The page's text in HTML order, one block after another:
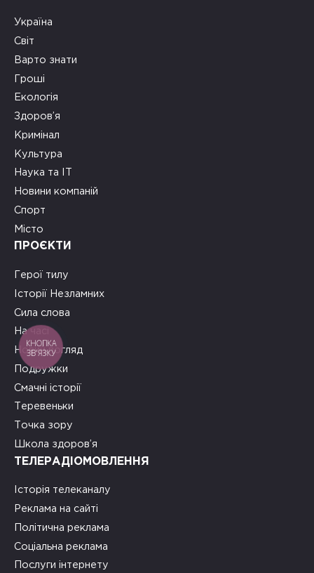
Україна
Світ
Варто знати
Гроші
Екологія
Здоров’я
Кримінал
Культура
Наука та ІТ
Новини компаній
Спорт
Місто
ПРОЄКТИ
Герої тилу
Історії Незламних
Сила слова
На часі
Новий погляд
Подружки
Смачні історії
Теревеньки
Точка зору
Школа здоров’я
ТЕЛЕРАДІОМОВЛЕННЯ
Історія телеканалу
Реклама на сайті
Політична реклама
Соціальна реклама
Послуги інтернету
КНОПКА
ЗВ'ЯЗКУ